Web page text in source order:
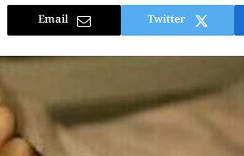
Twitter
Email